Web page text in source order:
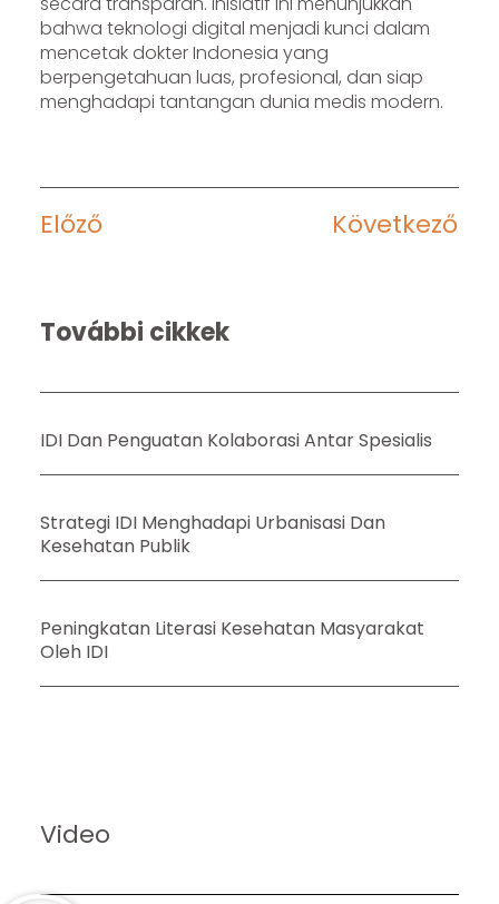
bahwa teknologi digital menjadi kunci dalam
mencetak dokter Indonesia yang
berpengetahuan luas, profesional, dan siap
menghadapi tantangan dunia medis modern.
Előző Következő
További cikkek
IDI Dan Penguatan Kolaborasi Antar Spesialis
Strategi IDI Menghadapi Urbanisasi Dan
Kesehatan Publik
Peningkatan Literasi Kesehatan Masyarakat
Oleh IDI
Video